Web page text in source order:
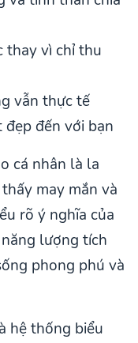
thay vì chỉ thu
vẫn thực tế
đến với bạn
cá nhân là la
may mắn và
rõ ý nghĩa của
lượng tích
phong phú và
hệ thống biểu